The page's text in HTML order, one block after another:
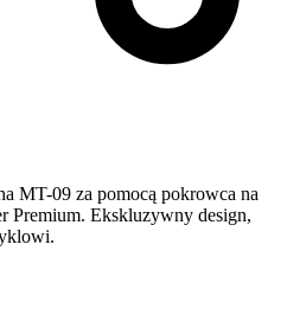
MT-09 za pomocą pokrowca na
Premium. Ekskluzywny design,